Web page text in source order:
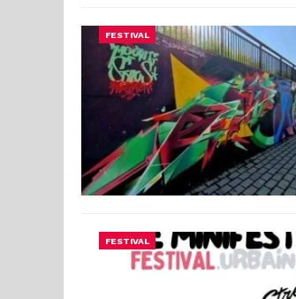
FESTIVAL
FESTIVAL